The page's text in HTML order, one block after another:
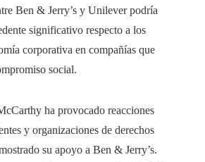
Ben & Jerry’s y Unilever podría
significativo respecto a los
corporativa en compañías que
social.
ha provocado reacciones
y organizaciones de derechos
su apoyo a Ben & Jerry’s.